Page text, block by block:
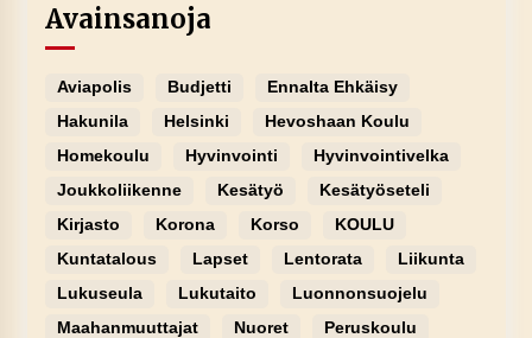
Avainsanoja
Aviapolis Budjetti
Ennalta Ehkäisy
Hakunila
Helsinki
Hevoshaan Koulu
Homekoulu
Hyvinvointi
Hyvinvointivelka
Joukkoliikenne
Kesätyö
Kesätyöseteli
Kirjasto
Korona Korso
KOULU
Kuntatalous
Lapset Lentorata
Liikunta
Lukuseula
Lukutaito
Luonnonsuojelu
Maahanmuuttajat
Nuoret
Peruskoulu